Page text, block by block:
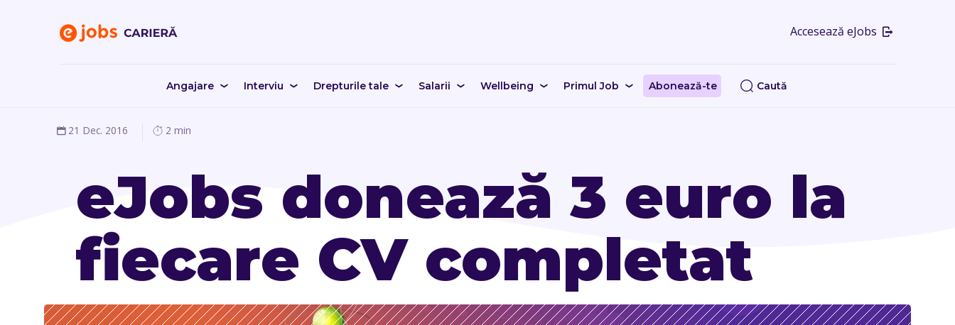
Accesează eJobs
Angajare Interviu Drepturile tale Salarii Wellbeing Primul Job Abonează-te Caută
21 Dec. 2016 2 min
eJobs donează 3 euro la
fiecare CV completat